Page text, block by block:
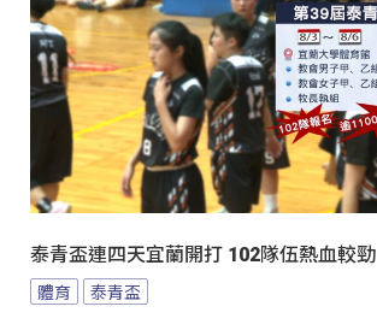
泰青盃連四天宜蘭開打 102隊伍熱血較勁
體育 泰青盃